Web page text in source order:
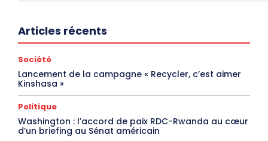
Articles récents
Société
Lancement de la campagne « Recycler, c’est aimer
Kinshasa »
Politique
Washington : l’accord de paix RDC-Rwanda au cœur
d’un briefing au Sénat américain